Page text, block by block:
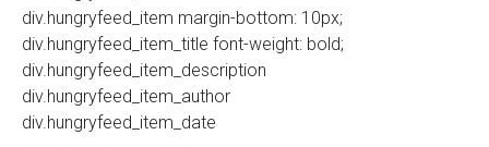
div.hungryfeed_item margin-bottom: 10px;
div.hungryfeed_item_title font-weight: bold;
div.hungryfeed_item_description
div.hungryfeed_item_author
div.hungryfeed_item_date